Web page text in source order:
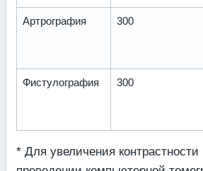
Артрография 300
Фистулография 300
* Для увеличения контрастности